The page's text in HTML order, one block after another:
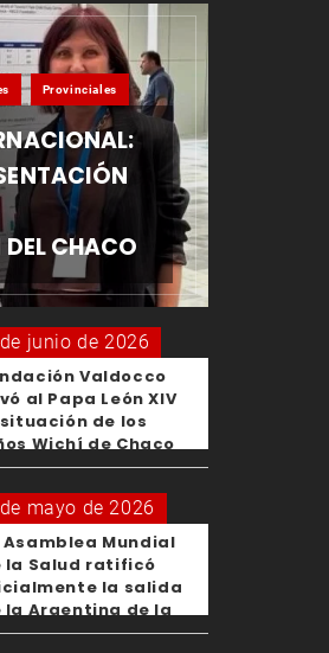
Provinciales
CHACO
junio de 2026
Valdocco
al Papa León XIV
de los
Wichí de Chaco
mayo de 2026
Asamblea Mundial
la Salud ratificó
la salida
la Argentina de la